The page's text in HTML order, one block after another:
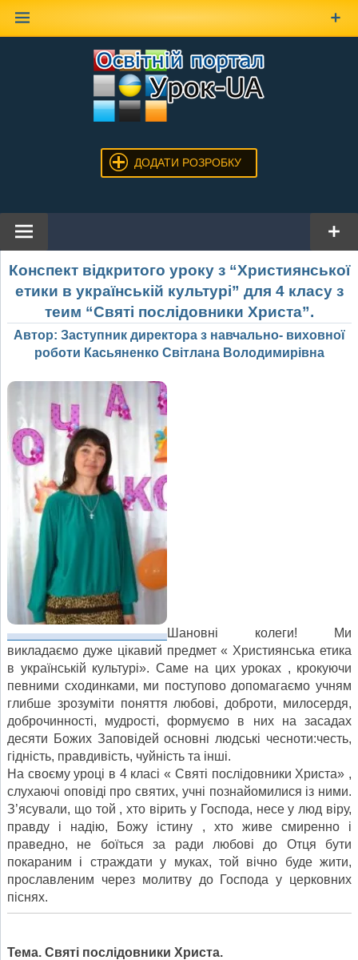
ДОДАТИ РОЗРОБКУ
Конспект відкритого уроку з “Християнської
етики в українській культурі” для 4 класу з
теим “Святі послідовники Христа”.
Автор: Заступник директора з навчально- виховної
роботи Касьяненко Світлана Володимирівна
Шановні колеги! Ми
викладаємо дуже цікавий предмет « Християнська етика
в українській культурі». Саме на цих уроках , крокуючи
певними сходинками, ми поступово допомагаємо учням
глибше зрозуміти поняття любові, доброти, милосердя,
доброчинності, мудрості, формуємо в них на засадах
десяти Божих Заповідей основні людські чесноти:честь,
гідність, правдивість, чуйність та інші.
На своєму уроці в 4 класі « Святі послідовники Христа» ,
слухаючі оповіді про святих, учні познайомилися із ними.
З’ясували, що той , хто вірить у Господа, несе у люд віру,
правду і надію, Божу істину , хто живе смиренно і
праведно, не боїться за ради любові до Отця бути
покараним і страждати у муках, той вічно буде жити,
прославленим через молитву до Господа у церковних
піснях.
Тема. Святі послідовники Христа.